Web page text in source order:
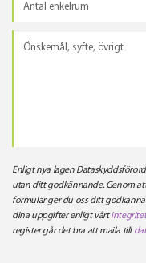
Enligt nya lagen
utan ditt godkännande. Genom
formulär ger du oss ditt
dina uppgifter enligt vårt
register går det bra att maila till